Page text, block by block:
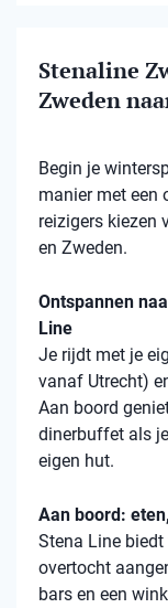
Stenaline
Zweden
Begin je
manier met een
reizigers kiezen
en Zweden.
Ontspannen
Line
Je rijdt met je
vanaf Utrecht)
Aan boord
dinerbuffet als
eigen hut.
Aan boord:
Stena Line
overtocht
bars en een